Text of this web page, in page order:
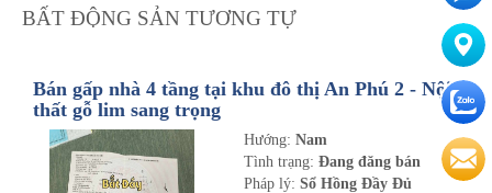
BẤT ĐỘNG SẢN TƯƠNG TỰ
Bán gấp nhà 4 tầng tại khu đô thị An Phú 2 - Nội
thất gỗ lim sang trọng
Hướng: Nam
Tình trạng: Đang đăng bán
Pháp lý: Sổ Hồng Đầy Đủ